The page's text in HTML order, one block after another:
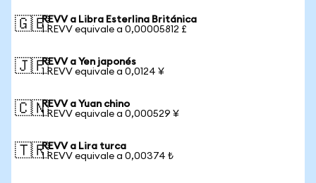
🇬🇧REVV a Libra Esterlina Británica
1 REVV equivale a 0,00005812 £
🇯🇵REVV a Yen japonés
1 REVV equivale a 0,0124 ¥
🇨🇳REVV a Yuan chino
1 REVV equivale a 0,000529 ¥
🇹🇷REVV a Lira turca
1 REVV equivale a 0,00374 ₺